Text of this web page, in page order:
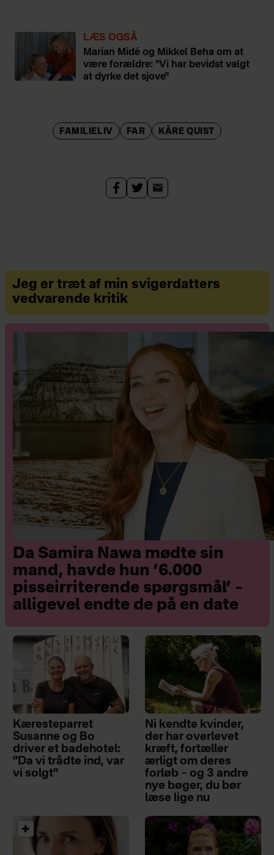
Bor i København og har
sønnen Carl fra et tidligere
ægteskab
LÆS OGSÅ
Marian Midé og Mikkel Beha om at
være forældre: "Vi har bevidst valgt
at dyrke det sjove"
FAMILIELIV FAR KÅRE QUIST
Jeg er træt af min svigerdatters
vedvarende kritik
Da Samira Nawa mødte sin
mand, havde hun ’6.000
pisseirriterende spørgsmål’ –
alligevel endte de på en date
Kæresteparret
Susanne og Bo
driver et badehotel:
”Da vi trådte ind, var
vi solgt”
Ni kendte kvinder,
der har overlevet
kræft, fortæller
ærligt om deres
forløb – og 3 andre
nye bøger, du bør
læse lige nu